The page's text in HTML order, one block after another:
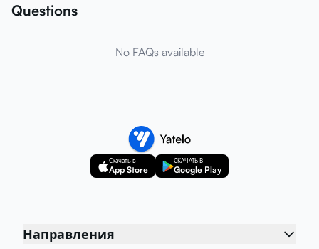
Questions
No FAQs available
Скачать в
App Store
СКАЧАТЬ В
Google Play
Направления